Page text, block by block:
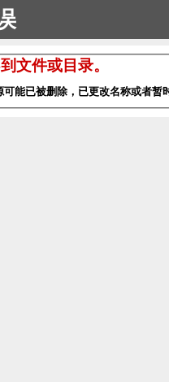
文件或目录。
能已被删除，已更改名称或者暂